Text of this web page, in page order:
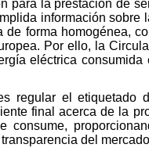
para la prestación de
información
de forma homogénea,
Por ello, la
eléctrica
regular el etiquetado
final acerca de la
consume,
del